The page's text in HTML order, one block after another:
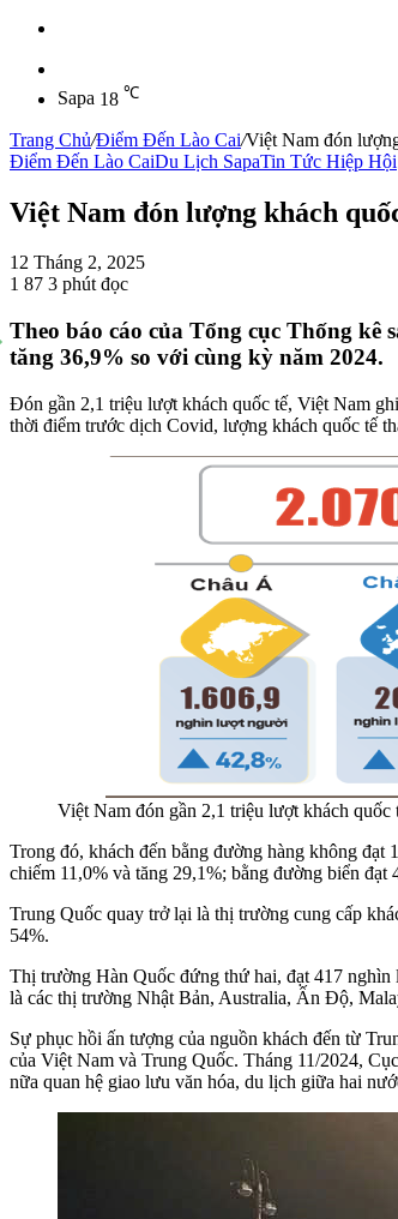
Sapa 18 ℃
Trang Chủ/Điểm Đến Lào Cai/Việt Nam đón
Điểm Đến Lào CaiDu Lịch SapaTin Tức Hiệp Hội
Việt Nam đón lượng khách
12 Tháng 2, 2025
1 87 3 phút đọc
Theo báo cáo của Tổng cục Thống
tăng 36,9% so với cùng kỳ năm 2024.
Đón gần 2,1 triệu lượt khách quốc tế, Việt Nam
thời điểm trước dịch Covid, lượng khách quốc tế
Việt Nam đón gần 2,1 triệu lượt khách
Trong đó, khách đến bằng đường hàng không
chiếm 11,0% và tăng 29,1%; bằng đường biển
Trung Quốc quay trở lại là thị trường cung cấp
54%.
Thị trường Hàn Quốc đứng thứ hai, đạt 417
là các thị trường Nhật Bản, Australia, Ấn Độ,
Sự phục hồi ấn tượng của nguồn khách đến từ
của Việt Nam và Trung Quốc. Tháng 11/2024,
nữa quan hệ giao lưu văn hóa, du lịch giữa hai